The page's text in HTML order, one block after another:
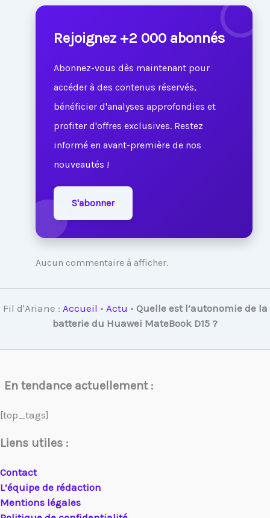
Rejoignez +2 000 abonnés
Abonnez-vous dès maintenant pour
accéder à des contenus réservés,
bénéficier d'analyses approfondies et
profiter d'offres exclusives. Restez
informé en avant-première de nos
nouveautés !
S'abonner
Aucun commentaire à afficher.
Fil d'Ariane : Accueil • Actu • Quelle est l’autonomie de la
batterie du Huawei MateBook D15 ?
En tendance actuellement :
[top_tags]
Liens utiles :
Contact
L’équipe de rédaction
Mentions légales